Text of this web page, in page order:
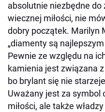
absolutnie niezbędne
wiecznej miłości, nie
dobry początek. Marilyn
„diamenty są
Pewnie ze względu na
kamienia jest związana
bo brylant się nie
Uważany jest za symbol
miłości, ale także